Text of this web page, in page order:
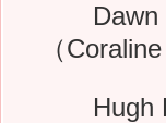
Dawn
（
Hugh